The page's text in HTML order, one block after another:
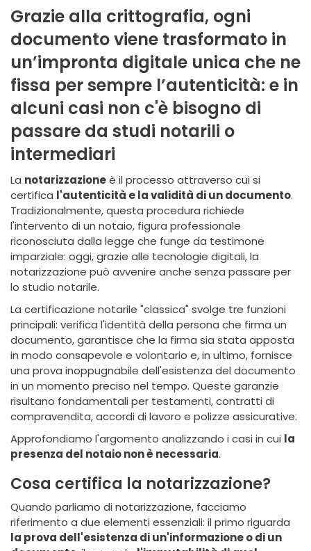
Grazie alla crittografia, ogni
documento viene trasformato in
un’impronta digitale unica che ne
fissa per sempre l’autenticità: e in
alcuni casi non c'è bisogno di
passare da studi notarili o
intermediari
La notarizzazioneè il processo attraverso cui si
certifica l'autenticità e la validità di un documento.
Tradizionalmente, questa procedura richiede
l'intervento di un notaio, figura professionale
riconosciuta dalla legge che funge da testimone
imparziale: oggi, grazie alle tecnologie digitali, la
notarizzazione può avvenire anche senza passare per
lo studio notarile.
La certificazione notarile "classica" svolge tre funzioni
principali: verifica l'identità della persona che firma un
documento, garantisce che la firma sia stata apposta
in modo consapevole e volontario e, in ultimo, fornisce
una prova inoppugnabile dell'esistenza del documento
in un momento preciso nel tempo. Queste garanzie
risultano fondamentali per testamenti, contratti di
compravendita, accordi di lavoro e polizze assicurative.
Approfondiamo l'argomento analizzando i casi in cui la
presenza del notaio non è necessaria.
Cosa certifica la notarizzazione?
Quando parliamo di notarizzazione, facciamo
riferimento a due elementi essenziali: il primo riguarda
la prova dell'esistenza di un'informazione o di un